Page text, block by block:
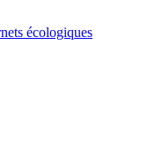
écologiques